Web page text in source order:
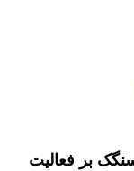
بر فعالیت